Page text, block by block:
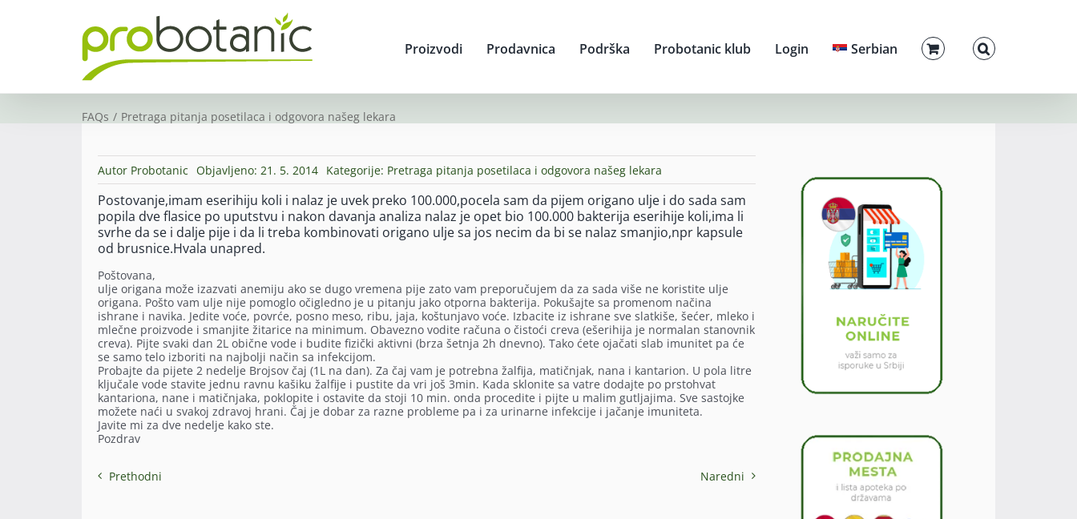
Proizvodi Prodavnica Podrška Probotanic klub Login Serbian
FAQs Pretraga pitanja posetilaca i odgovora našeg lekara
Autor Probotanic Objavljeno: 21. 5. 2014 Kategorije: Pretraga pitanja posetilaca i odgovora našeg lekara
Postovanje,imam eserihiju koli i nalaz je uvek preko 100.000,pocela sam da pijem origano ulje i do sada sam
popila dve flasice po uputstvu i nakon davanja analiza nalaz je opet bio 100.000 bakterija eserihije koli,ima li
svrhe da se i dalje pije i da li treba kombinovati origano ulje sa jos necim da bi se nalaz smanjio,npr kapsule
od brusnice.Hvala unapred.
Poštovana,
ulje origana može izazvati anemiju ako se dugo vremena pije zato vam preporučujem da za sada više ne koristite ulje
origana. Pošto vam ulje nije pomoglo očigledno je u pitanju jako otporna bakterija. Pokušajte sa promenom načina
ishrane i navika. Jedite voće, povrće, posno meso, ribu, jaja, koštunjavo voće. Izbacite iz ishrane sve slatkiše, šećer, mleko i
mlečne proizvode i smanjite žitarice na minimum. Obavezno vodite računa o čistoći creva (ešerihija je normalan stanovnik
creva). Pijte svaki dan 2L obične vode i budite fizički aktivni (brza šetnja 2h dnevno). Tako ćete ojačati slab imunitet pa će
se samo telo izboriti na najbolji način sa infekcijom.
Probajte da pijete 2 nedelje Brojsov čaj (1L na dan). Za čaj vam je potrebna žalfija, matičnjak, nana i kantarion. U pola litre
ključale vode stavite jednu ravnu kašiku žalfije i pustite da vri još 3min. Kada sklonite sa vatre dodajte po prstohvat
kantariona, nane i matičnjaka, poklopite i ostavite da stoji 10 min. onda procedite i pijte u malim gutljajima. Sve sastojke
možete naći u svakoj zdravoj hrani. Čaj je dobar za razne probleme pa i za urinarne infekcije i jačanje imuniteta.
Javite mi za dve nedelje kako ste.
Pozdrav
Prethodni Naredni